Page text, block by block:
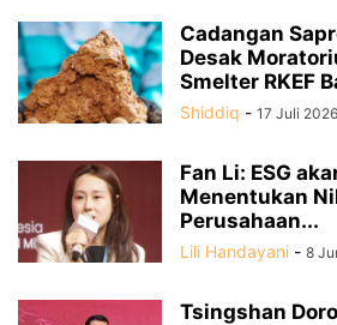
Cadangan
Desak
Smelter RKEF
Shiddiq - 17 Juli 2026
Fan Li: ESG
Menentukan
Perusahaan...
Lili Handayani - 8
Tsingshan